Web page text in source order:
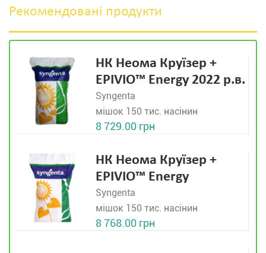
Рекомендовані продукти
НК Неома Круїзер +
EPIVIO™ Energy 2022 р.в.
Syngenta
мішок 150 тис. насінин
8 729.00 грн
НК Неома Круїзер +
EPIVIO™ Energy
Syngenta
мішок 150 тис. насінин
8 768.00 грн